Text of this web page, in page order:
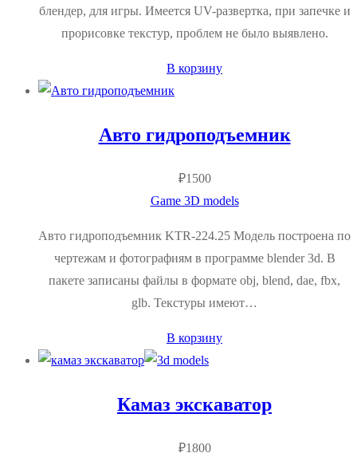
блендер, для игры. Имеется UV-развертка, при запечке и
прорисовке текстур, проблем не было выявлено.
В корзину
Авто гидроподъемник
₽1500
Game 3D models
Авто гидроподъемник KTR-224.25 Модель построена по
чертежам и фотографиям в программе blender 3d. В
пакете записаны файлы в формате obj, blend, dae, fbx,
glb. Текстуры имеют…
В корзину
Камаз экскаватор
₽1800